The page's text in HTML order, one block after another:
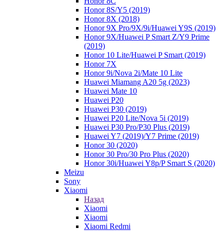
Honor 8S/Y5 (2019)
Honor 8X (2018)
Honor 9X Pro/9X/9i/Huawei Y9S (2019)
Honor 9X/Huawei P Smart Z/Y9 Prime
(2019)
Honor 10 Lite/Huawei P Smart (2019)
Honor 7X
Honor 9i/Nova 2i/Mate 10 Lite
Huawei Miamang A20 5g (2023)
Huawei Mate 10
Huawei P20
Huawei P30 (2019)
Huawei P20 Lite/Nova 5i (2019)
Huawei P30 Pro/P30 Plus (2019)
Huawei Y7 (2019)/Y7 Prime (2019)
Honor 30 (2020)
Honor 30 Pro/30 Pro Plus (2020)
Honor 30i/Huawei Y8p/P Smart S (2020)
Meizu
Sony
Xiaomi
Назад
Xiaomi
Xiaomi
Xiaomi Redmi